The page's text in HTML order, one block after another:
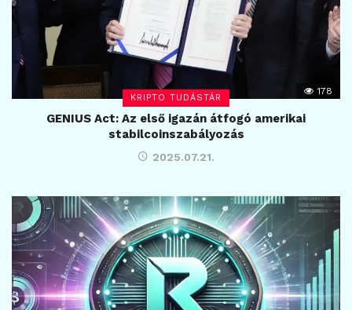
KRIPTO TUDÁSTÁR
178
GENIUS Act: Az első igazán átfogó amerikai
stabilcoinszabályozás
2025.07.21.